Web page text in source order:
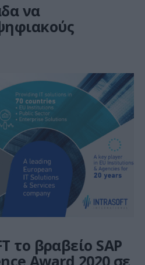
να
το βραβείο SAP